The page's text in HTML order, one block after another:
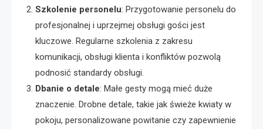
Szkolenie personelu: Przygotowanie personelu do
profesjonalnej i uprzejmej obsługi gości jest
kluczowe. Regularne szkolenia z zakresu
komunikacji, obsługi klienta i konfliktów pozwolą
podnosić standardy obsługi.
Dbanie o detale: Małe gesty mogą mieć duże
znaczenie. Drobne detale, takie jak świeże kwiaty w
pokoju, personalizowane powitanie czy zapewnienie